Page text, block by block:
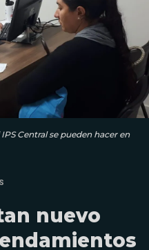
Central se pueden hacer en
nuevo